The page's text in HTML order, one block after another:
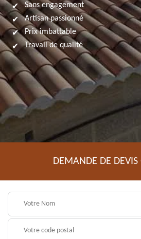
Sans engagement
Artisan passionné
Prix imbattable
Travail de qualité
DEMANDE DE DEVIS